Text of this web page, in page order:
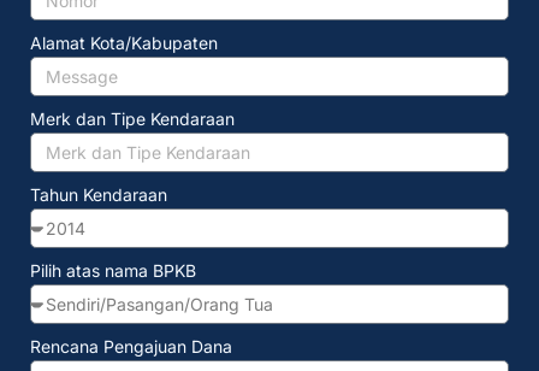
Alamat Kota/Kabupaten
Merk dan Tipe Kendaraan
Tahun Kendaraan
Pilih atas nama BPKB
Rencana Pengajuan Dana